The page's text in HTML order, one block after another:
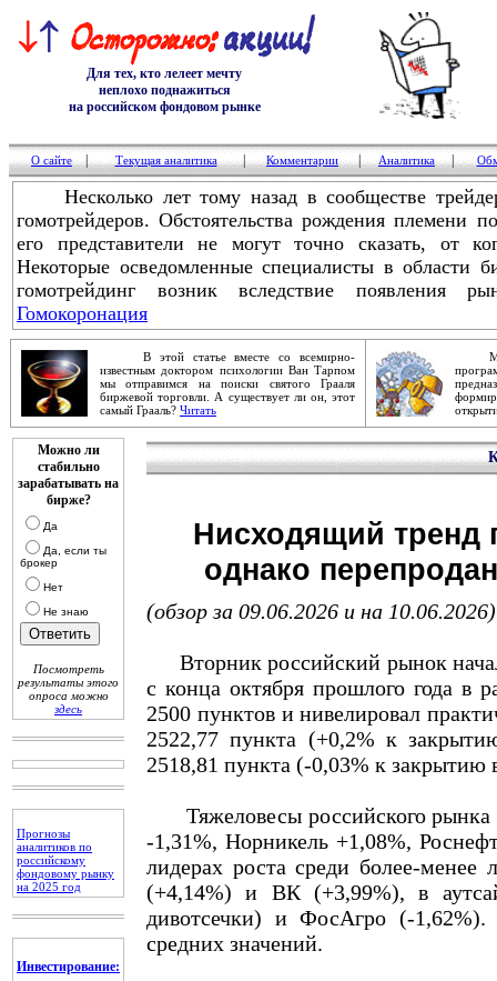
Для тех, кто лелеет мечту
неплохо поднажиться
на российском фондовом рынке
О сайте Текущая аналитика Комментарии Аналитика
Несколько лет тому назад в сообществе
гомотрейдеров. Обстоятельства рождения племени
его представители не могут точно сказать, от
Некоторые осведомленные специалисты в области
гомотрейдинг возник вследствие появления
Гомокоронация
В этой статье вместе со всемирно-
известным доктором психологии Ван Тарпом
мы отправимся на поиски святого Грааля
биржевой торговли. А существует ли он, этот
самый Грааль? Читать
Можно ли
стабильно
зарабатывать на
бирже?
Да
Да, если ты
брокер
Нет
Не знаю
Посмотреть
результаты этого
опроса можно
здесь
Прогнозы
аналитиков по
российскому
фондовому рынку
на 2025 год
Инвестирование:
Нисходящий тренд
однако
(обзор за 09.06.2026 и на 10.06.2026)
Вторник российский рынок
с конца октября прошлого года в
2500 пунктов и нивелировал
2522,77 пункта (+0,2% к
2518,81 пункта (-0,03% к закрытию
Тяжеловесы российского рынка
-1,31%, Норникель +1,08%,
лидерах роста среди более-
(+4,14%) и ВК (+3,99%), в
дивотсечки) и ФосАгро (-1,62%).
средних значений.